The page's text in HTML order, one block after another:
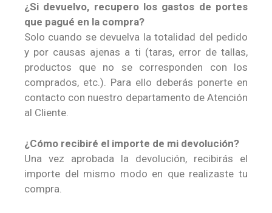
¿Si devuelvo, recupero los gastos de portes
que pagué en la compra?
Solo cuando se devuelva la totalidad del pedido
y por causas ajenas a ti (taras, error de tallas,
productos que no se corresponden con los
comprados, etc.). Para ello deberás ponerte en
contacto con nuestro departamento de Atención
al Cliente.
¿Cómo recibiré el importe de mi devolución?
Una vez aprobada la devolución, recibirás el
importe del mismo modo en que realizaste tu
compra.